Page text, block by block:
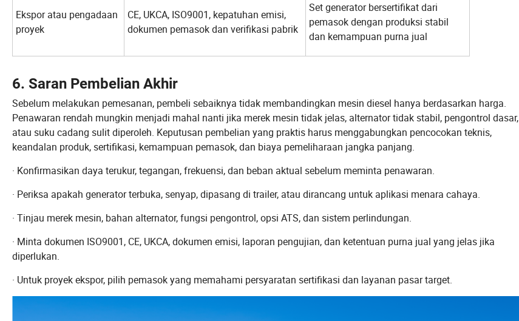
Ekspor atau pengadaan
proyek
CE, UKCA, ISO9001, kepatuhan emisi,
dokumen pemasok dan verifikasi pabrik
Set generator bersertifikat dari
pemasok dengan produksi stabil
dan kemampuan purna jual
6. Saran Pembelian Akhir
Sebelum melakukan pemesanan, pembeli sebaiknya tidak membandingkan mesin diesel hanya berdasarkan harga.
Penawaran rendah mungkin menjadi mahal nanti jika merek mesin tidak jelas, alternator tidak stabil, pengontrol dasar,
atau suku cadang sulit diperoleh. Keputusan pembelian yang praktis harus menggabungkan pencocokan teknis,
keandalan produk, sertifikasi, kemampuan pemasok, dan biaya pemeliharaan jangka panjang.
· Konfirmasikan daya terukur, tegangan, frekuensi, dan beban aktual sebelum meminta penawaran.
· Periksa apakah generator terbuka, senyap, dipasang di trailer, atau dirancang untuk aplikasi menara cahaya.
· Tinjau merek mesin, bahan alternator, fungsi pengontrol, opsi ATS, dan sistem perlindungan.
· Minta dokumen ISO9001, CE, UKCA, dokumen emisi, laporan pengujian, dan ketentuan purna jual yang jelas jika
diperlukan.
· Untuk proyek ekspor, pilih pemasok yang memahami persyaratan sertifikasi dan layanan pasar target.